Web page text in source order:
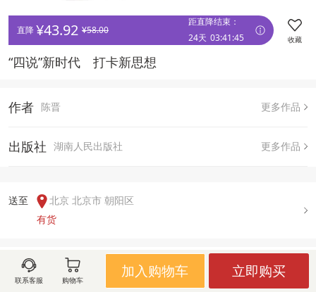
直降 ¥43.92 ¥58.00
距直降结束：
24天 03:41:45 收藏
“四说”新时代　打卡新思想
作者 陈晋 更多作品
出版社 湖南人民出版社 更多作品
送至
北京 北京市 朝阳区
有货
用户评论(
联系客服 购物车
加入购物车 立即购买